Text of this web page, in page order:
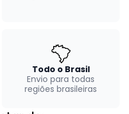
Todo o Brasil
Envio para todas
regiões brasileiras